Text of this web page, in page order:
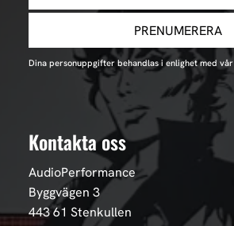
PRENUMERERA
Dina personuppgifter behandlas i enlighet med vår
Kontakta oss
AudioPerformance
Byggvägen 3
443 61 Stenkullen